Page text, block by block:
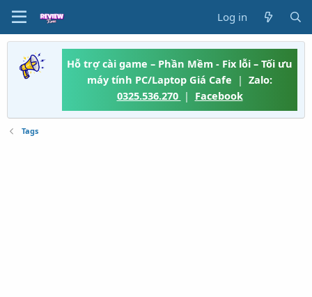
Log in
Hỗ trợ cài game – Phần Mềm - Fix lỗi – Tối ưu
máy tính PC/Laptop Giá Cafe | Zalo:
0325.536.270 | Facebook
Tags